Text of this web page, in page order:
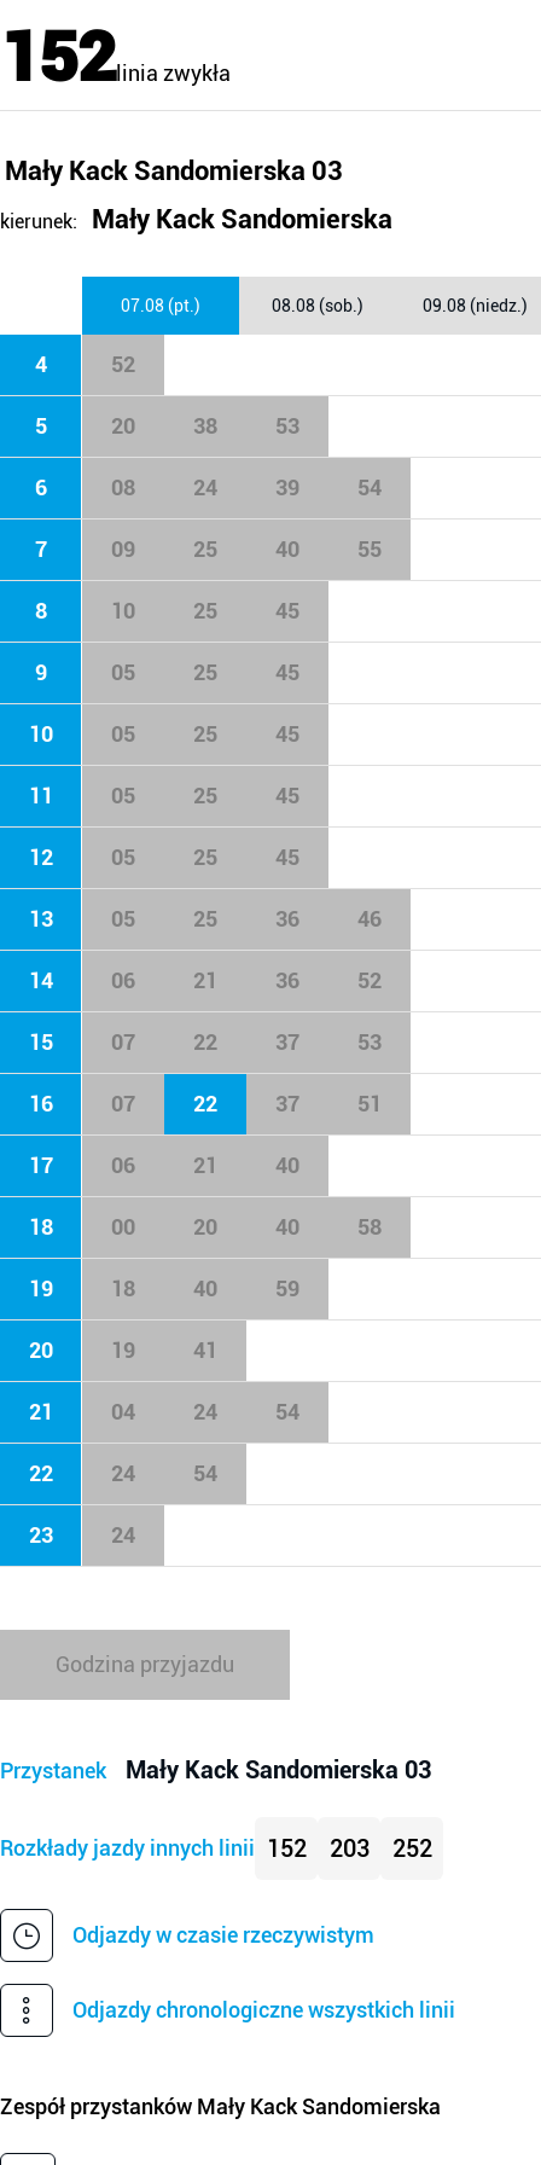
152linia zwykła
Mały Kack Sandomierska 03
kierunek: Mały Kack Sandomierska
07.08 (pt.) 08.08 (sob.) 09.08 (niedz.)
4 52
5 20 38 53
6 08 24 39 54
7 09 25 40 55
8 10 25 45
9 05 25 45
10 05 25 45
11 05 25 45
12 05 25 45
13 05 25 36 46
14 06 21 36 52
15 07 22 37 53
16 07 22 37 51
17 06 21 40
18 00 20 40 58
19 18 40 59
20 19 41
21 04 24 54
22 24 54
23 24
Godzina przyjazdu
Przystanek Mały Kack Sandomierska 03
Rozkłady jazdy innych linii 152 203 252
Odjazdy w czasie rzeczywistym
Odjazdy chronologiczne wszystkich linii
Zespół przystanków Mały Kack Sandomierska